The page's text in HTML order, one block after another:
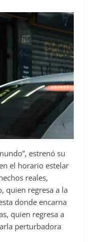
estrenó su
el horario estelar
reales,
quien regresa a la
donde encarna
quien regresa a
perturbadora